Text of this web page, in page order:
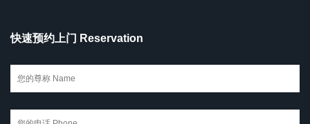
快速预约上门 Reservation